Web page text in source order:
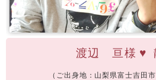
渡辺 亘様 ♥
（ご出身地：山梨県富士吉田